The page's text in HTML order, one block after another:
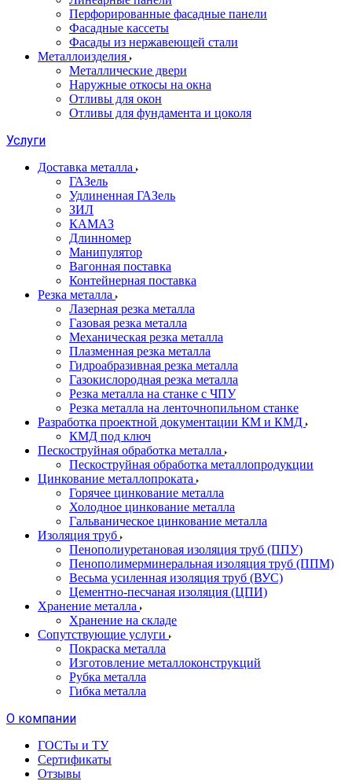
Перфорированные фасадные панели
Фасадные кассеты
Фасады из нержавеющей стали
Металлоизделия
Металлические двери
Наружные откосы на окна
Отливы для окон
Отливы для фундамента и цоколя
Услуги
Доставка металла
ГАЗель
Удлиненная ГАЗель
ЗИЛ
КАМАЗ
Длинномер
Манипулятор
Вагонная поставка
Контейнерная поставка
Резка металла
Лазерная резка металла
Газовая резка металла
Механическая резка металла
Плазменная резка металла
Гидроабразивная резка металла
Газокислородная резка металла
Резка металла на станке с ЧПУ
Резка металла на ленточнопильном станке
Разработка проектной документации КМ и КМД
КМД под ключ
Пескоструйная обработка металла
Пескоструйная обработка металлопродукции
Цинкование металлопроката
Горячее цинкование металла
Холодное цинкование металла
Гальваническое цинкование металла
Изоляция труб
Пенополиуретановая изоляция труб (ППУ)
Пенополимерминеральная изоляция труб (ППМ)
Весьма усиленная изоляция труб (ВУС)
Цементно-песчаная изоляция (ЦПИ)
Хранение металла
Хранение на складе
Сопутствующие услуги
Покраска металла
Изготовление металлоконструкций
Рубка металла
Гибка металла
О компании
ГОСТы и ТУ
Сертификаты
Отзывы